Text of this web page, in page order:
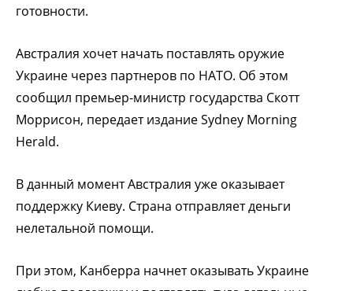
готовности.
Австралия хочет начать поставлять оружие
Украине через партнеров по НАТО. Об этом
сообщил премьер-министр государства Скотт
Моррисон, передает издание Sydney Morning
Herald.
В данный момент Австралия уже оказывает
поддержку Киеву. Страна отправляет деньги
нелетальной помощи.
При этом, Канберра начнет оказывать Украине